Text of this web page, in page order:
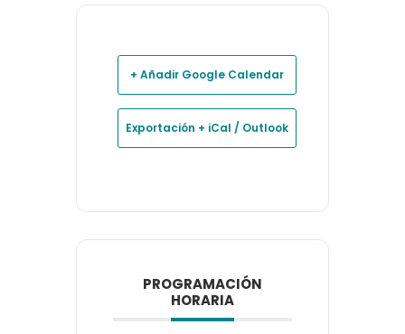
+ Añadir Google Calendar
Exportación + iCal / Outlook
PROGRAMACIÓN
HORARIA